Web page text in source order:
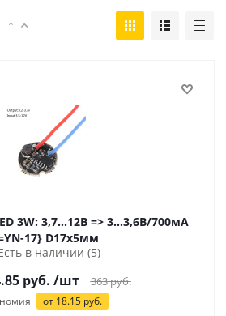
{=YN-17} D17х5мм
в наличии (5)
руб. /шт 363руб.
от 18.15 руб.